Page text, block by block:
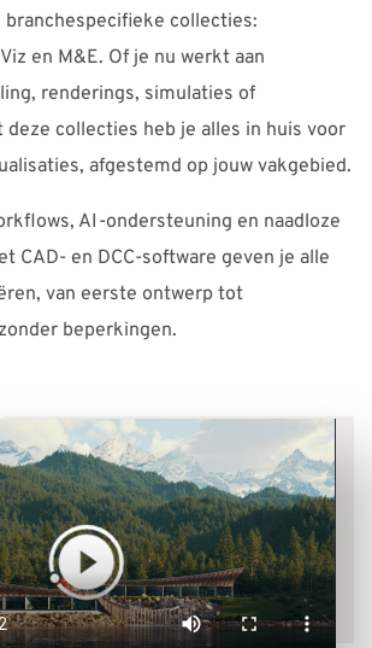
España Ireland
Ísland
Sverige UK
collecties:
en M&E. Of je nu werkt aan
renderings, simulaties of
collecties heb je alles in huis voor
afgestemd op jouw vakgebied.
AI-ondersteuning en naadloze
CAD- en DCC-software geven je alle
van eerste ontwerp tot
beperkingen.